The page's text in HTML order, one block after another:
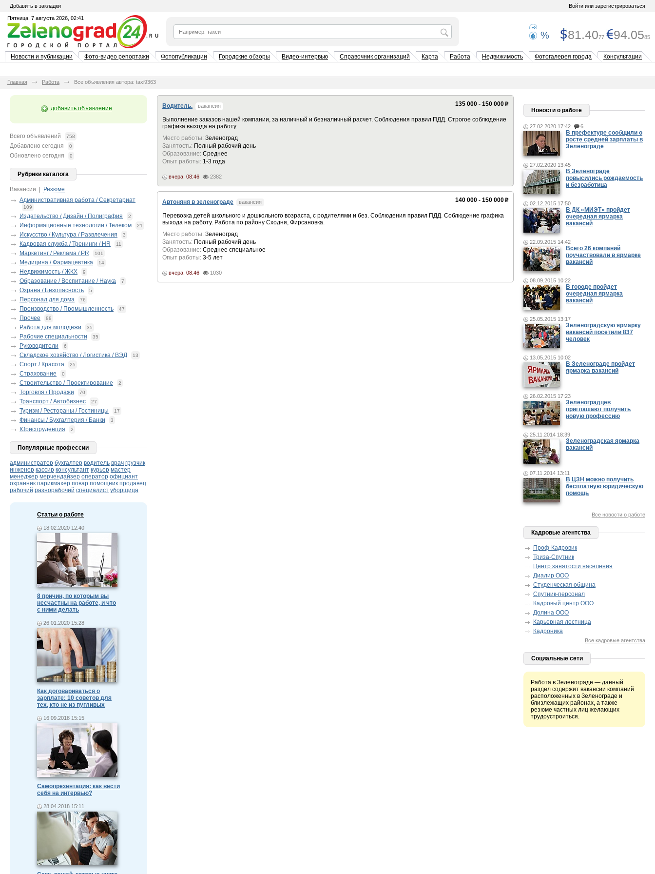
Добавить в закладки Войти или зарегистрироваться
Пятница, 7 августа 2026, 02:41
% 81.4077 94.0585
Новости и публикации Фото-видео репортажи Фотопубликации Городские обзоры Видео-интервью Справочник организаций Карта Работа Недвижимость Фотогалерея города Консультации
Главная Работа Все объявления автора: taxi9363
добавить объявление
Всего объявлений 758
Добавлено сегодня 0
Обновлено сегодня 0
Рубрики каталога
Вакансии
Резюме
Административная работа / Секретариат
109
Издательство / Дизайн / Полиграфия 2
Информационные технологии / Телеком 21
Искусство / Культура / Развлечения 3
Кадровая служба / Тренинги / HR 11
Маркетинг / Реклама / PR 101
Медицина / Фармацевтика 14
Недвижимость / ЖКХ 9
Образование / Воспитание / Наука 7
Охрана / Безопасность 5
Персонал для дома 76
Производство / Промышленность 47
Прочее 88
Работа для молодежи 35
Рабочие специальности 35
Руководители 6
Складское хозяйство / Логистика / ВЭД 13
Спорт / Красота 25
Страхование 0
Строительство / Проектирование 2
Торговля / Продажи 70
Транспорт / Автобизнес 27
Туризм / Рестораны / Гостиницы 17
Финансы / Бухгалтерия / Банки 3
Юриспруденция 2
Популярные профессии
администратор бухгалтер водитель врач грузчик
инженер кассир консультант курьер мастер
менеджер мерчендайзер оператор официант
охранник парикмахер повар помощник продавец
рабочий разнорабочий специалист уборщица
Статьи о работе
18.02.2020 12:40
8 причин, по которым вы
несчастны на работе, и что
с ними делать
26.01.2020 15:28
Как договариваться о
зарплате: 10 советов для
тех, кто не из пугливых
16.09.2018 15:15
Самопрезентация: как вести
себя на интервью?
28.04.2018 15:11
135 000 - 150 000 p
Водитель. вакансия
Выполнение заказов нашей компании, за наличный и безналичный расчет. Соблюдения правил ПДД. Строгое соблюдение
графика выхода на работу.
Место работы: Зеленоград
Занятость: Полный рабочий день
Образование: Среднее
Опыт работы: 1-3 года
вчера, 08:46 2382
140 000 - 150 000 p
Автоняня в зеленограде вакансия
Перевозка детей школьного и дошкольного возраста, с родителями и без. Соблюдения правил ПДД. Соблюдение графика
выхода на работу. Работа по району Сходня, Фирсановка.
Место работы: Зеленоград
Занятость: Полный рабочий день
Образование: Среднее специальное
Опыт работы: 3-5 лет
вчера, 08:46 1030
Новости о работе
27.02.2020 17:42 6
В префектуре сообщили о
росте средней зарплаты в
Зеленограде
27.02.2020 13:45
В Зеленограде
повысились рождаемость
и безработица
02.12.2015 17:50
В ДК «МИЭТ» пройдет
очередная ярмарка
вакансий
22.09.2015 14:42
Всего 26 компаний
поучаствовали в ярмарке
вакансий
08.09.2015 10:22
В городе пройдет
очередная ярмарка
вакансий
25.05.2015 13:17
Зеленоградскую ярмарку
вакансий посетили 837
человек
13.05.2015 10:02
В Зеленограде пройдет
ярмарка вакансий
26.02.2015 17:23
Зеленоградцев
приглашают получить
новую профессию
25.11.2014 18:39
Зеленоградская ярмарка
вакансий
07.11.2014 13:11
В ЦЗН можно получить
бесплатную юридическую
помощь
Все новости о работе
Кадровые агентства
Проф-Кадровик
Триза-Спутник
Центр занятости населения
Диалир ООО
Студенческая община
Спутник-персонал
Кадровый центр ООО
Долина ООО
Карьерная лестница
Кадроника
Все кадровые агентства
Социальные сети
Работа в Зеленограде — данный
раздел содержит вакансии компаний
расположенных в Зеленограде и
близлежащих районах, а также
резюме частных лиц желающих
трудоустроиться.